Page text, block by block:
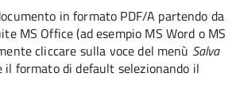
in formato PDF/A partendo da
MS Office (ad esempio MS Word o MS
cliccare sulla voce del menù Salva
il formato di default selezionando il